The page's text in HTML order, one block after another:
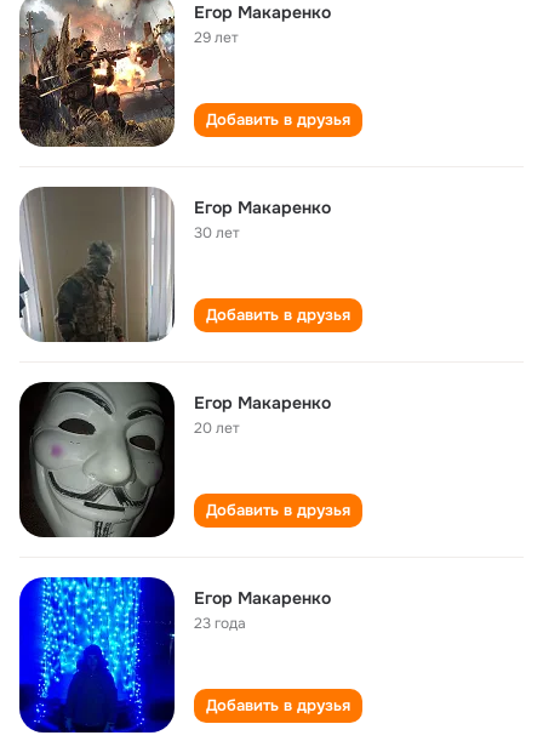
Егор Макаренко
29 лет
Добавить в друзья
Егор Макаренко
30 лет
Добавить в друзья
Егор Макаренко
20 лет
Добавить в друзья
Егор Макаренко
23 года
Добавить в друзья